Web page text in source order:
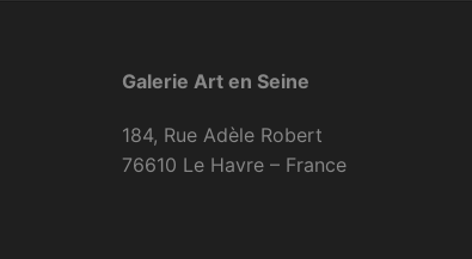
Galerie Art en Seine
184, Rue Adèle Robert
76610 Le Havre – France